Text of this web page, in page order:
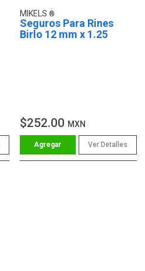
MIKELS
Seguros Para Rines
Birlo 12 mm x 1.25
$252.00 MXN
Ver Detalles